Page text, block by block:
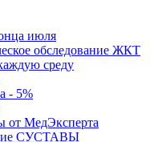
июля
обследование ЖКТ
среду
- 5%
от МедЭксперта
СУСТАВЫ